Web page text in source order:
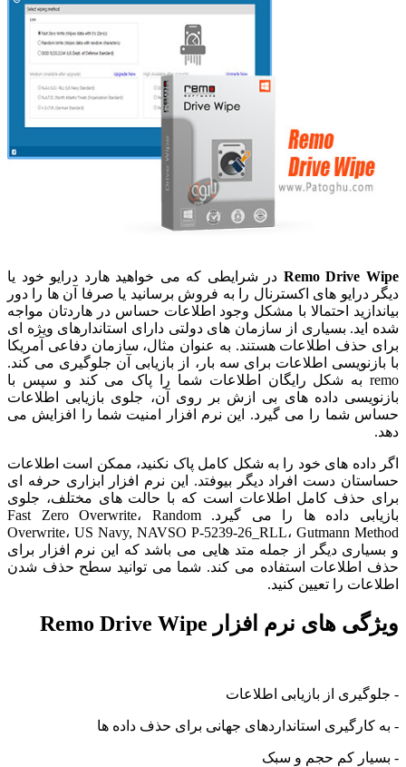
Remo Drive Wipe در شرایطی که می خواهید هارد درایو خود یا
دیگر درایو های اکسترنال را به فروش برسانید یا صرفا آن ها را دور
بیاندازید احتمالا با مشکل وجود اطلاعات حساس در هاردتان مواجه
شده اید. بسیاری از سازمان های دولتی دارای استاندارهای ویژه ای
برای حذف اطلاعات هستند. به عنوان مثال، سازمان دفاعی آمریکا
با بازنویسی اطلاعات برای سه بار، از بازیابی آن جلوگیری می کند.
remo به شکل رایگان اطلاعات شما را پاک می کند و سپس با
بازنویسی داده های بی ازش بر روی آن، جلوی بازیابی اطلاعات
حساس شما را می گیرد. این نرم افزار امنیت شما را افزایش می
دهد.
اگر داده های خود را به شکل کامل پاک نکنید، ممکن است اطلاعات
حساستان دست افراد دیگر بیوفتد. این نرم افزار ابزاری حرفه ای
برای حذف کامل اطلاعات است که با حالت های مختلف، جلوی
بازیابی داده ها را می گیرد. Fast Zero Overwrite، Random
Overwrite، US Navy, NAVSO P-5239-26_RLL، Gutmann Method
و بسیاری دیگر از جمله متد هایی می باشد که این نرم افزار برای
حذف اطلاعات استفاده می کند. شما می توانید سطح حذف شدن
اطلاعات را تعیین کنید.
ویژگی های نرم افزار Remo Drive Wipe
- جلوگیری از بازیابی اطلاعات
- به کارگیری استانداردهای جهانی برای حذف داده ها
- بسیار کم حجم و سبک